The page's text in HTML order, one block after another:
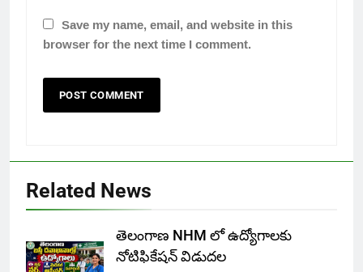
Save my name, email, and website in this
browser for the next time I comment.
Related News
తెలంగాణ NHM లో ఉద్యోగాలకు
నోటిఫికేషన్ విడుదల